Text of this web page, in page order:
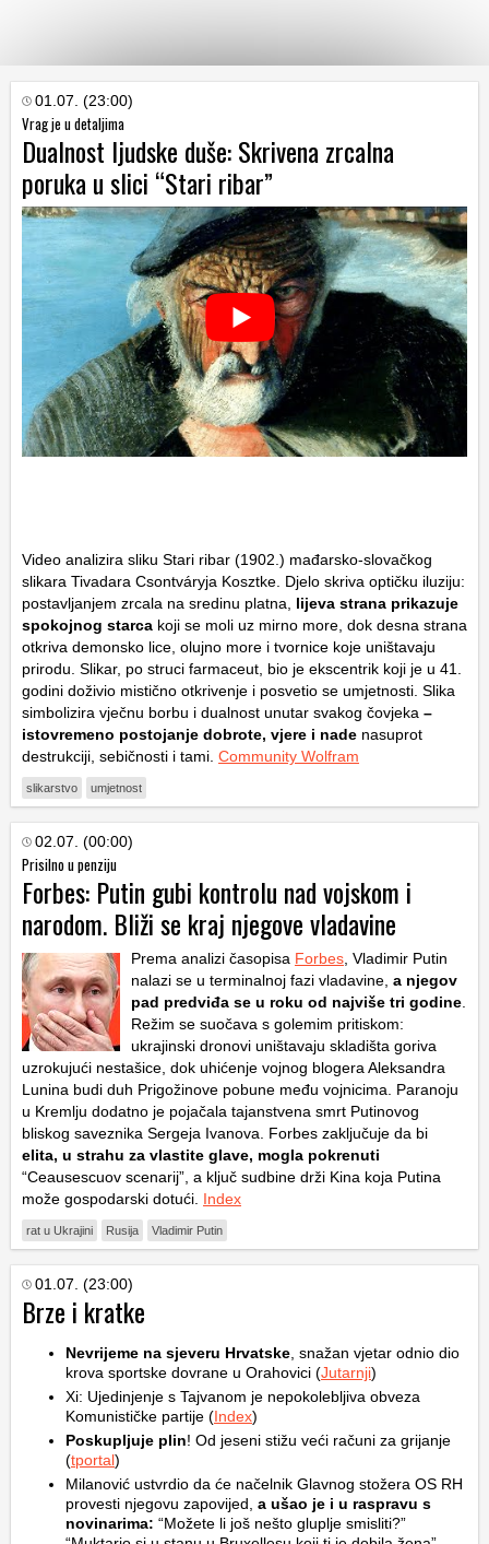
KATEGORIJE
HRVATSKI
WEB
01.07. (23:00)
Vrag je u detaljima
Dualnost ljudske duše: Skrivena zrcalna
poruka u slici “Stari ribar”
Video analizira sliku Stari ribar (1902.) mađarsko-slovačkog
slikara Tivadara Csontváryja Kosztke. Djelo skriva optičku iluziju:
postavljanjem zrcala na sredinu platna, lijeva strana prikazuje
spokojnog starca koji se moli uz mirno more, dok desna strana
otkriva demonsko lice, olujno more i tvornice koje uništavaju
prirodu. Slikar, po struci farmaceut, bio je ekscentrik koji je u 41.
godini doživio mistično otkrivenje i posvetio se umjetnosti. Slika
simbolizira vječnu borbu i dualnost unutar svakog čovjeka –
istovremeno postojanje dobrote, vjere i nade nasuprot
destrukciji, sebičnosti i tami. Community Wolfram
slikarstvo umjetnost
02.07. (00:00)
Prisilno u penziju
Forbes: Putin gubi kontrolu nad vojskom i
narodom. Bliži se kraj njegove vladavine
Prema analizi časopisa Forbes , Vladimir Putin
nalazi se u terminalnoj fazi vladavine, a njegov
pad predviđa se u roku od najviše tri godine
Režim se suočava s golemim pritiskom:
ukrajinski dronovi uništavaju skladišta goriva
uzrokujući nestašice, dok uhićenje vojnog blogera Aleksandra
Lunina budi duh Prigožinove pobune među vojnicima. Paranoju
u Kremlju dodatno je pojačala tajanstvena smrt Putinovog
bliskog saveznika Sergeja Ivanova. Forbes zaključuje da bi
elita, u strahu za vlastite glave, mogla pokrenuti
“Ceausescuov scenarij”, a ključ sudbine drži Kina koja Putina
može gospodarski dotući. Index
rat u Ukrajini Rusija Vladimir Putin
01.07. (23:00)
Brze i kratke
Nevrijeme na sjeveru Hrvatske , snažan vjetar odnio dio
krova sportske dovrane u Orahovici (Jutarnji)
Xi: Ujedinjenje s Tajvanom je nepokolebljiva obveza
Komunističke partije (Index)
Poskupljuje plin! Od jeseni stižu veći računi za grijanje
(tportal)
Milanović ustvrdio da će načelnik Glavnog stožera OS RH
provesti njegovu zapovijed, a ušao je i u raspravu s
novinarima: “Možete li još nešto gluplje smisliti?”